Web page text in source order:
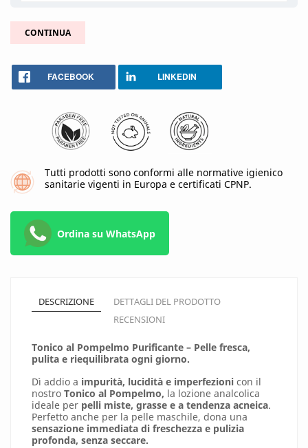
CONTINUA
FACEBOOK LINKEDIN
Tutti prodotti sono conformi alle normative igienico
sanitarie vigenti in Europa e certificati CPNP.
Ordina su WhatsApp
DESCRIZIONE
DETTAGLI DEL PRODOTTO
RECENSIONI
Tonico al Pompelmo Purificante – Pelle fresca,
pulita e riequilibrata ogni giorno.
Dì addio a impurità, lucidità e imperfezioni con il
nostro Tonico al Pompelmo, la lozione analcolica
ideale per pelli miste, grasse e a tendenza acneica.
Perfetto anche per la pelle maschile, dona una
sensazione immediata di freschezza e pulizia
profonda, senza seccare.